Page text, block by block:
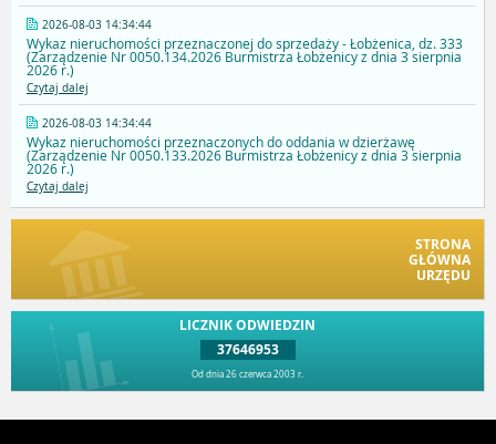
2026-08-03 14:34:44
Wykaz nieruchomości przeznaczonej do sprzedaży - Łobżenica, dz. 333
(Zarządzenie Nr 0050.134.2026 Burmistrza Łobżenicy z dnia 3 sierpnia
2026 r.)
Czytaj dalej
2026-08-03 14:34:44
Wykaz nieruchomości przeznaczonych do oddania w dzierżawę
(Zarządzenie Nr 0050.133.2026 Burmistrza Łobżenicy z dnia 3 sierpnia
2026 r.)
Czytaj dalej
STRONA
GŁÓWNA
URZĘDU
LICZNIK ODWIEDZIN
37646953
Od dnia 26 czerwca 2003 r.